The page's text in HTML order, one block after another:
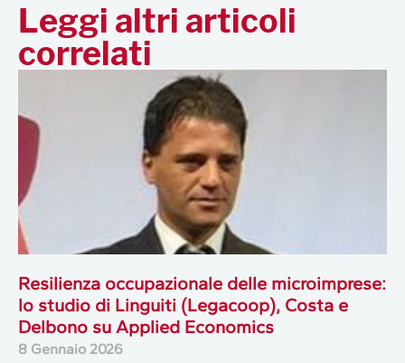
Leggi altri articoli
correlati
Resilienza occupazionale delle microimprese:
lo studio di Linguiti (Legacoop), Costa e
Delbono su Applied Economics
8 Gennaio 2026